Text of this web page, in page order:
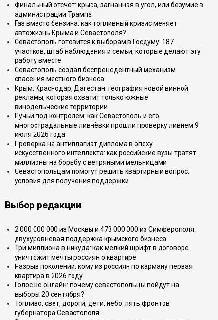
Финальный отсчёт: крыса, загнанная в угол, или безумие в
администрации Трампа
Газ вместо бензина: как топливный кризис меняет
автожизнь Крыма и Севастополя?
Севастополь готовится к выборам в Госдуму: 187
участков, штаб наблюдения и семьи, которые делают эту
работу вместе
Севастополь создал беспрецедентный механизм
спасения местного бизнеса
Крым, Краснодар, Дагестан: география новой винной
рекламы, которая охватит только южные
винодельческие территории
Ручьи под контролем: как Севастополь и его
многострадальные ливнёвки прошли проверку ливнем 9
июля 2026 года
Проверка на антиплагиат диплома в эпоху
искусственного интеллекта: как российские вузы тратят
миллионы на борьбу с ветряными мельницами
Севастопольцам помогут решить квартирный вопрос:
условия для получения поддержки
Выбор редакции
2 000 000 000 из Москвы и 473 000 000 из Симферополя:
двухуровневая поддержка крымского бизнеса
Три миллиона в никуда: как мелкий шрифт в договоре
уничтожит мечты россиян о квартире
Разрыв поколений: кому из россиян по карману первая
квартира в 2026 году
Голос не онлайн: почему севастопольцы пойдут на
выборы 20 сентября?
Топливо, свет, дороги, дети, небо: пять фронтов
губернатора Севастополя